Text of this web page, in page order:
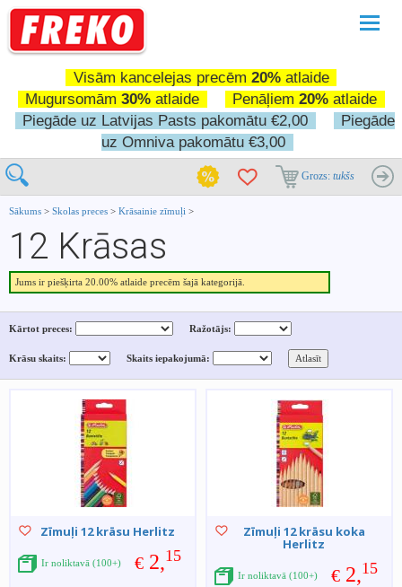
Visām kancelejas precēm 20%atlaide
Mugursomām 30% atlaide Penāļiem 20% atlaide
Piegāde uz Latvijas Pasts pakomātu €2,00
Piegāde
uz Omniva pakomātu €3,00
Grozs: tukšs
Sākums > Skolas preces > Krāsainie zīmuļi >
12 Krāsas
Jums ir piešķirta 20.00% atlaide precēm šajā kategorijā.
Kārtot preces: Ražotājs:
Krāsu skaits: Skaits iepakojumā:
Zīmuļi 12 krāsu Herlitz
€ 2,15
Ir noliktavā (100+)
Zīmuļi 12 krāsu koka
Herlitz
€ 2,15
Ir noliktavā (100+)